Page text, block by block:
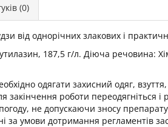
(0)
від однорічних злакових і
187,5 г/л. Діюча речовина:
одягати захисний одяг,
закінчення роботи
не допускаючи зносу
за умови дотримання регламентів